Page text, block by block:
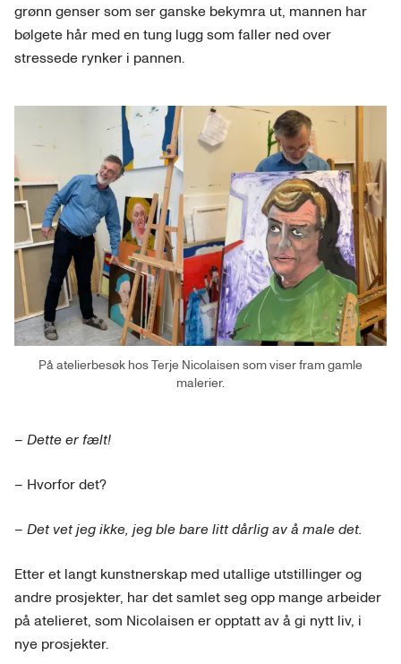
grønn genser som ser ganske bekymra ut, mannen har
bølgete hår med en tung lugg som faller ned over
stressede rynker i pannen.
På atelierbesøk hos Terje Nicolaisen som viser fram gamle
malerier.
– Dette er fælt!
– Hvorfor det?
– Det vet jeg ikke, jeg ble bare litt dårlig av å male det.
Etter et langt kunstnerskap med utallige utstillinger og
andre prosjekter, har det samlet seg opp mange arbeider
på atelieret, som Nicolaisen er opptatt av å gi nytt liv, i
nye prosjekter.